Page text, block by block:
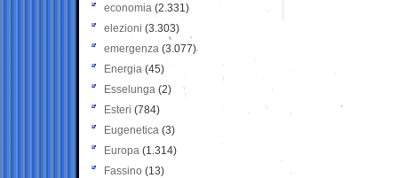
economia (2.331)
elezioni (3.303)
emergenza (3.077)
Energia (45)
Esselunga (2)
Esteri (784)
Eugenetica (3)
Europa (1.314)
Fassino (13)